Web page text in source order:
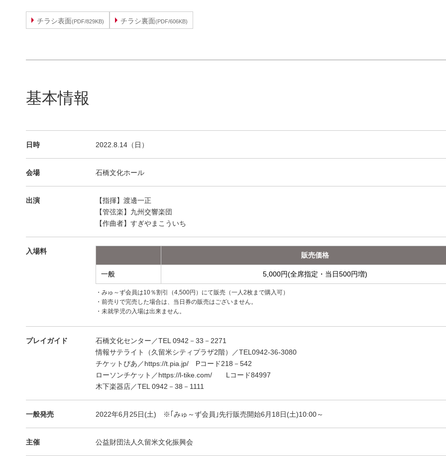
チラシ表面(PDF/829KB) チラシ裏面(PDF/606KB)
基本情報
日時 2022.8.14（日）
会場 石橋文化ホール
出演
【指揮】渡邊一正
【管弦楽】九州交響楽団
【作曲者】すぎやまこういち
入場料 販売価格
一般 5,000円(全席指定・当日500円増)
・みゅ～ず会員は10％割引（4,500円）にて販売（一人2枚まで購入可）
・前売りで完売した場合は、当日券の販売はございません。
・未就学児の入場は出来ません。
プレイガイド
石橋文化センター／TEL 0942－33－2271
情報サテライト（久留米シティプラザ2階）／TEL0942-36-3080
チケットぴあ／https://t.pia.jp/ Pコード218－542
ローソンチケット／https://l-tike.com/ Lコード84997
木下楽器店／TEL 0942－38－1111
一般発売 2022年6月25日(土) ※｢みゅ～ず会員｣先行販売開始6月18日(土)10:00～
主催 公益財団法人久留米文化振興会